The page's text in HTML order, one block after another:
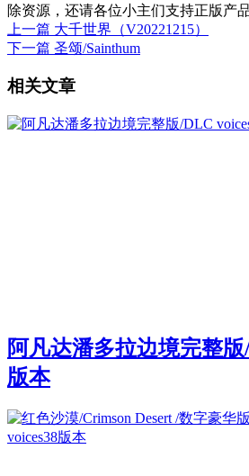
除资源，还请各位小主们支持正版产品
上一篇 大千世界（V20221215）
下一篇 圣颂/Sainthum
相关文章
阿凡达潘多拉边境完整
版本